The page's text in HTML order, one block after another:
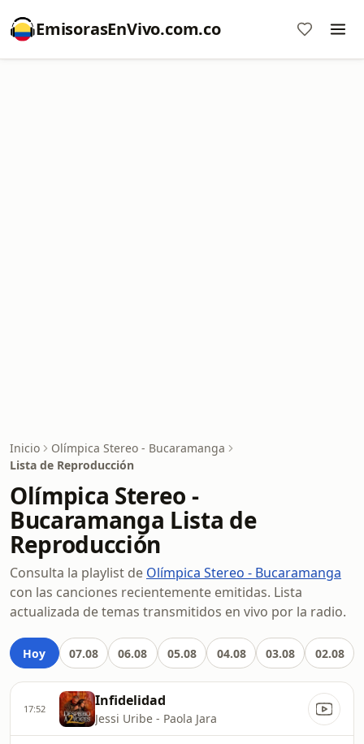
EmisorasEnVivo.com.co
Inicio
Olímpica Stereo - Bucaramanga
Lista de Reproducción
Olímpica Stereo -
Bucaramanga Lista de
Reproducción
Consulta la playlist de Olímpica Stereo - Bucaramanga
con las canciones recientemente emitidas. Lista
actualizada de temas transmitidos en vivo por la radio.
Hoy 07.08 06.08 05.08 04.08 03.08 02.08
17:52 Infidelidad
Jessi Uribe - Paola Jara